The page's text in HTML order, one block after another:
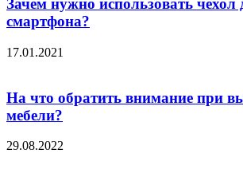
Зачем нужно использовать чехол
смартфона?
17.01.2021
На что обратить внимание при
мебели?
29.08.2022